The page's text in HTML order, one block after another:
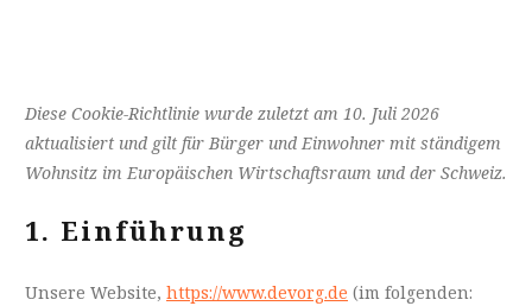
Diese Cookie-Richtlinie wurde zuletzt am 10. Juli 2026
aktualisiert und gilt für Bürger und Einwohner mit ständigem
Wohnsitz im Europäischen Wirtschaftsraum und der Schweiz.
1. Einführung
Unsere Website, https://www.devorg.de (im folgenden: